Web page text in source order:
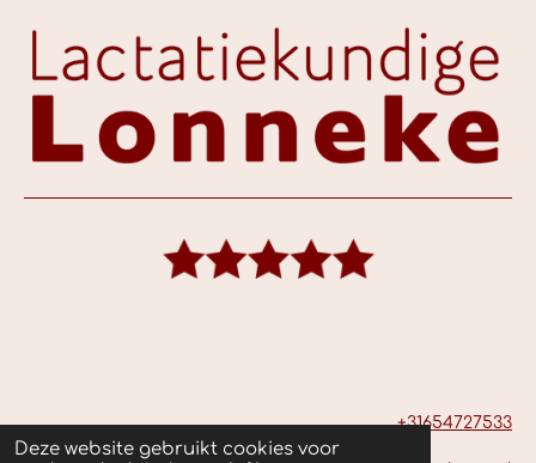
Deze website gebruikt cookies voor
+31654727533